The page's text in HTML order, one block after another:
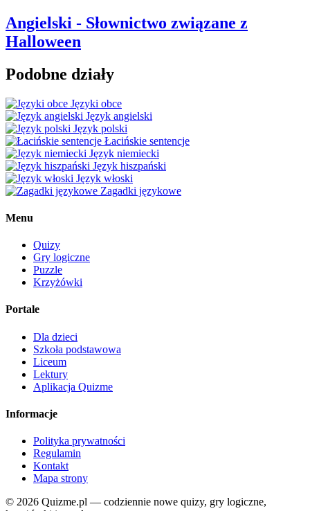
Angielski - Słownictwo związane z
Halloween
Podobne działy
Języki obce
Język angielski
Język polski
Łacińskie sentencje
Język niemiecki
Język hiszpański
Język włoski
Zagadki językowe
Menu
Quizy
Gry logiczne
Puzzle
Krzyżówki
Portale
Dla dzieci
Szkoła podstawowa
Liceum
Lektury
Aplikacja Quizme
Informacje
Polityka prywatności
Regulamin
Kontakt
Mapa strony
© 2026 Quizme.pl — codziennie nowe quizy, gry logiczne,